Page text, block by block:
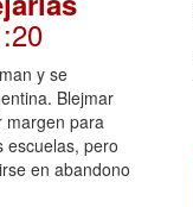
y se
Blejmar
margen para
escuelas, pero
en abandono